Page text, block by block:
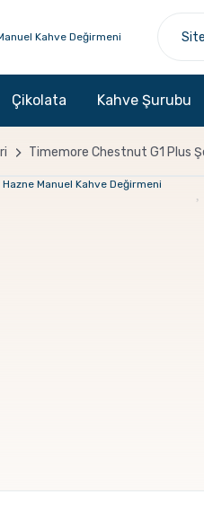
Çikolata Kahve Şurubu
Timemore Chestnut G1 Plus